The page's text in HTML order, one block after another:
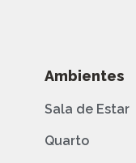
Ambientes
Sala de Estar
Quarto